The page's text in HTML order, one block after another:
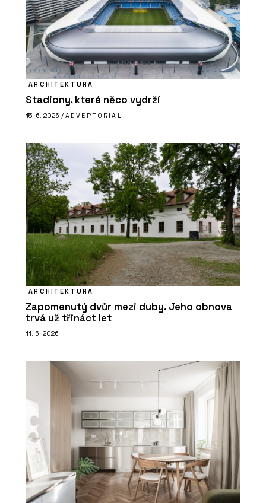
ARCHITEKTURA
Stadiony, které něco vydrží
15. 6. 2026 / ADVERTORIAL
ARCHITEKTURA
Zapomenutý dvůr mezi duby. Jeho obnova
trvá už třináct let
11. 6. 2026